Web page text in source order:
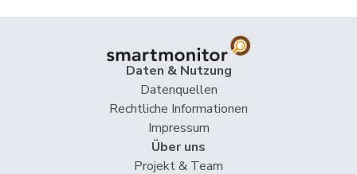
Daten & Nutzung
Datenquellen
Rechtliche Informationen
Impressum
Über uns
Projekt & Team